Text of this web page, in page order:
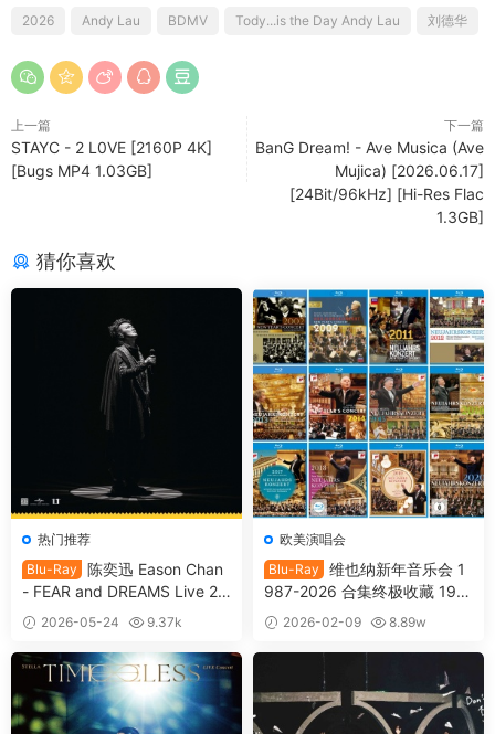
2026 Andy Lau BDMV Tody...is the Day Andy Lau 刘德华
上一篇
STAYC - 2 L0VE [2160P 4K]
[Bugs MP4 1.03GB]
下一篇
BanG Dream! - Ave Musica (Ave
Mujica) [2026.06.17]
[24Bit/96kHz] [Hi-Res Flac
1.3GB]
猜你喜欢
热门推荐
Blu-Ray
陈奕迅 Eason Chan
- FEAR and DREAMS Live 20
22-2025 (4K UHD 2-Blu-ray)
2026 [BDMV 2BD 127GB]
2026-05-24
9.37k
欧美演唱会
Blu-Ray
维也纳新年音乐会 1
987-2026 合集终极收藏 19碟
Vienna Philharmonic New Ye
ar's Concert 1987-2026 19x
Blu-ray [BDMV 17BD 710.16
2026-02-09
8.89w